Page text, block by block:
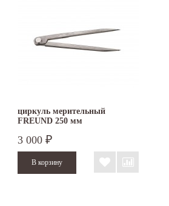
циркуль мерительный
FREUND 250 мм
3 000 ₽